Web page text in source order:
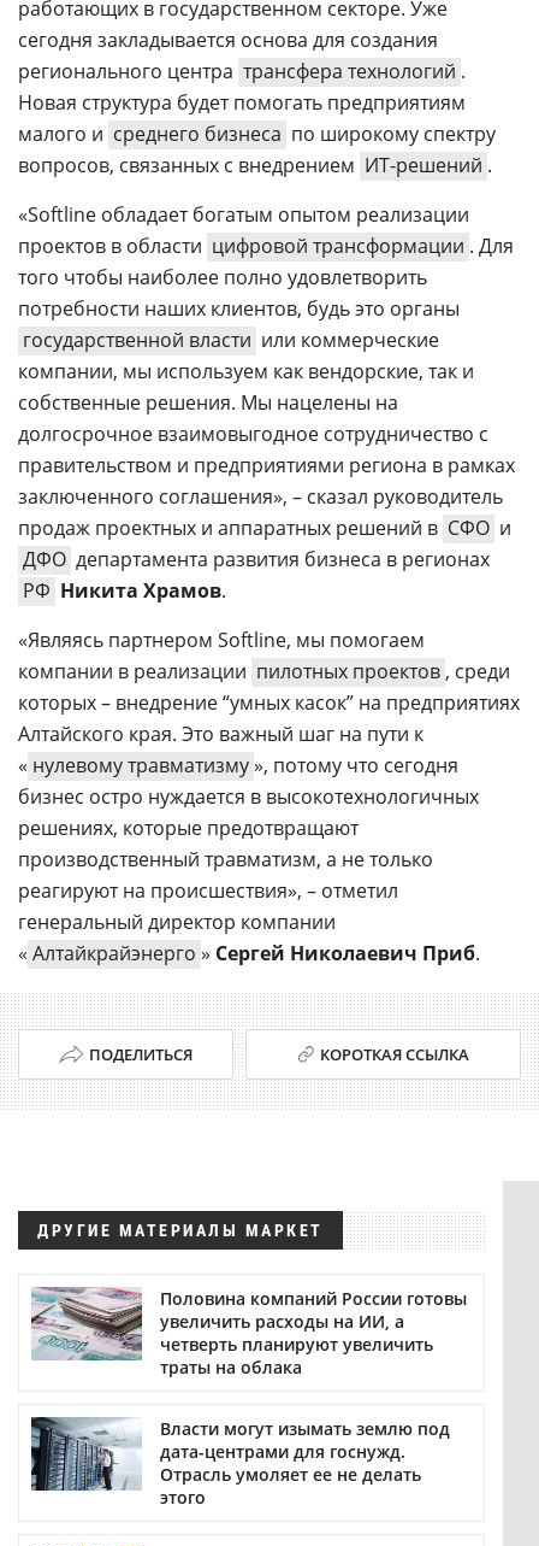
работающих в государственном секторе. Уже
сегодня закладывается основа для создания
регионального центра трансфера технологий .
Новая структура будет помогать предприятиям
малого и среднего бизнеса по широкому спектру
вопросов, связанных с внедрением ИТ-решений .
«Softline обладает богатым опытом реализации
проектов в области цифровой трансформации . Для
того чтобы наиболее полно удовлетворить
потребности наших клиентов, будь это органы
государственной власти или коммерческие
компании, мы используем как вендорские, так и
собственные решения. Мы нацелены на
долгосрочное взаимовыгодное сотрудничество с
правительством и предприятиями региона в рамках
заключенного соглашения», – сказал руководитель
продаж проектных и аппаратных решений в СФО и
ДФО департамента развития бизнеса в регионах
РФ Никита Храмов.
«Являясь партнером Softline, мы помогаем
компании в реализации пилотных проектов , среди
которых – внедрение “умных касок” на предприятиях
Алтайского края. Это важный шаг на пути к
« нулевому травматизму», потому что сегодня
бизнес остро нуждается в высокотехнологичных
решениях, которые предотвращают
производственный травматизм, а не только
реагируют на происшествия», – отметил
генеральный директор компании
« Алтайкрайэнерго » Сергей Николаевич Приб.
ПОДЕЛИТЬСЯ КОРОТКАЯ ССЫЛКА
ДРУГИЕ МАТЕРИАЛЫ МАРКЕТ
Половина компаний России готовы
увеличить расходы на ИИ, а
четверть планируют увеличить
траты на облака
Власти могут изымать землю под
дата-центрами для госнужд.
Отрасль умоляет ее не делать
этого